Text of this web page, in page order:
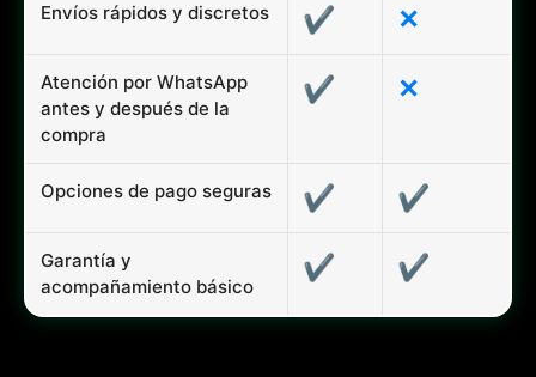
Envíos rápidos y discretos ✔ ✕
Atención por WhatsApp
antes y después de la
compra
✔ ✕
Opciones de pago seguras ✔ ✔
Garantía y
acompañamiento básico
✔ ✔